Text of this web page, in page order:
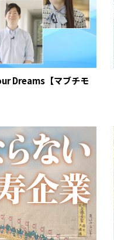
Dreams【マブチモ